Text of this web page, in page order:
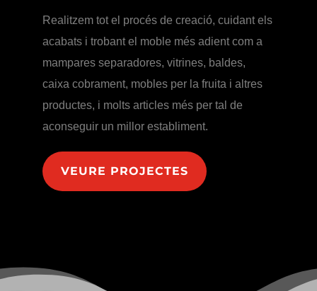
Realitzem tot el procés de creació, cuidant els
acabats i trobant el moble més adient com a
mampares separadores, vitrines, baldes,
caixa cobrament, mobles per la fruita i altres
productes, i molts articles més per tal de
aconseguir un millor establiment.
VEURE PROJECTES